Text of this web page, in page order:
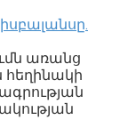
առանց
հեղինակի